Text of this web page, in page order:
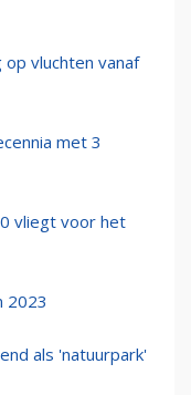
op vluchten vanaf
met 3
vliegt voor het
2023
als 'natuurpark'